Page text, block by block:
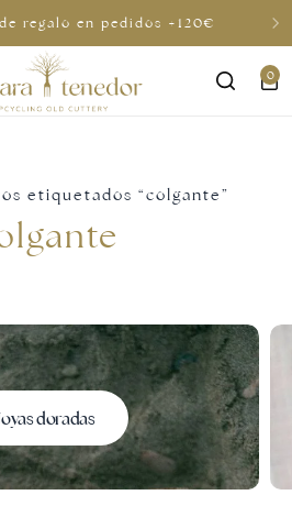
regalo en pedidos +120€
0
etiquetados “colgante”
doradas